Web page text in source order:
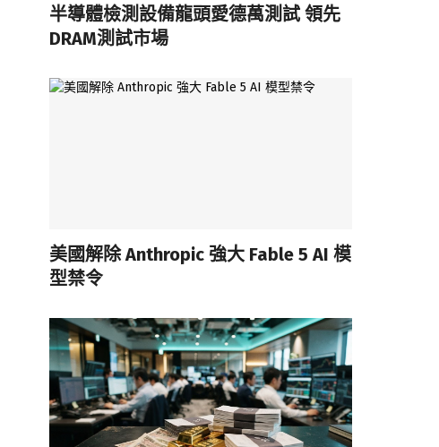
半導體檢測設備龍頭愛德萬測試 領先
DRAM測試市場
美國解除 Anthropic 強大 Fable 5 AI 模
型禁令